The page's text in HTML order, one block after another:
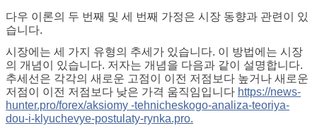
다우 이론의 두 번째 및 세 번째 가정은 시장 동향과 관련이 있
습니다.
시장에는 세 가지 유형의 추세가 있습니다. 이 방법에는 시장
의 개념이 있습니다. 저자는 개념을 다음과 같이 설명합니다.
추세선은 각각의 새로운 고점이 이전 저점보다 높거나 새로운
저점이 이전 저점보다 낮은 가격 움직임입니다 https://news-
hunter.pro/forex/aksiomy -tehnicheskogo-analiza-teoriya-
dou-i-klyuchevye-postulaty-rynka.pro.